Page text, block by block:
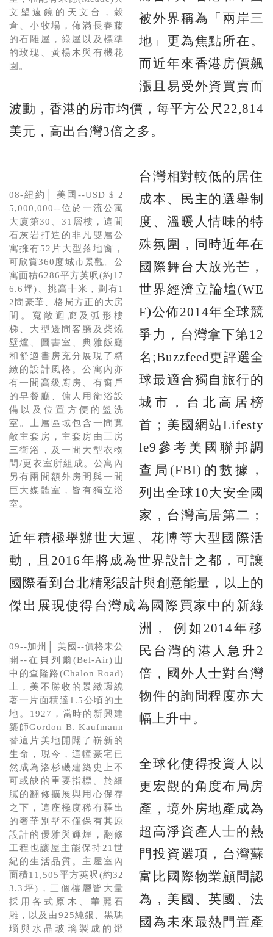
文望遠鏡的天文台，穀
倉、小牧場，佈滿長春藤
的石雕屋，綠屋以及標準
的玫瑰、黃楊木與有機花
園。
被外界稱為「兩岸三
地」更為焦點所在。
而近年來香港房價飆
漲且易受外資買賣而
波動，香港的房市均價，每平方公尺22,814
美元，高出台灣3倍之多。
08-紐約│ 美國--USD $ 2
5,000,000--位於一流公寓
大廈第30、31層樓，這間
石灰岩打造的非凡雙層公
寓擁有52片大型落地窗，
可欣賞360度城市景觀。公
寓面積6286平方英呎(約17
6.6坪)、挑高十米，劃有1
2間豪華、格局方正的大房
間。寬敞迴廊及弧形樓
梯、大型邊間客廳及柴燒
壁爐、圖書室、典雅飯廳
和舒適書房充分展現了精
緻的設計風格。公寓內亦
有一間高級廚房、有窗戶
的早餐廳、傭人用衛浴設
備以及位置方便的盥洗
室。上層區域包含一間寬
敞主套房，主套房由三房
三衛浴，及一間大型衣物
間/更衣室所組成。公寓內
另有兩間額外房間與一間
巨大媒體室，皆有獨立浴
室。
台灣相對較低的居住
成本、民主的選舉制
度、溫暖人情味的特
殊氛圍，同時近年在
國際舞台大放光芒，
世界經濟立論壇(WE
F)公佈2014年全球競
爭力，台灣拿下第12
名;Buzzfeed更評選全
球最適合獨自旅行的
城市，台北高居榜
首；美國網站Lifesty
le9參考美國聯邦調
查局(FBI)的數據，
列出全球10大安全國
家，台灣高居第二；
近年積極舉辦世大運、花博等大型國際活
動，且2016年將成為世界設計之都，可讓
國際看到台北精彩設計與創意能量，以上的
傑出展現使得台灣成為國際買家中的新綠
洲，
09--加州│ 美國--價格未公
開--在貝列爾(Bel-Air)山
中的查隆路(Chalon Road)
上，美不勝收的景緻環繞
著一片面積達1.5公頃的土
地。1927，當時的新興建
築師Gordon B. Kaufmann
替這片美地開闢了嶄新的
生命，現今，這幢豪宅已
然成為洛杉磯建築史上不
可或缺的重要指標。於細
膩的翻修擴展與用心保存
之下，這座極度稀有釋出
的奢華別墅不僅保有其原
設計的優雅與輝煌，翻修
工程也讓屋主能保持21世
紀的生活品質。主屋室內
面積11,505平方英呎(約32
3.3坪)，三個樓層皆大量
採用各式原木、華麗石
雕，以及由925純銀、黑瑪
瑙與水晶玻璃製成的燈
例如2014年移
民台灣的港人急升2
倍，國外人士對台灣
物件的詢問程度亦大
幅上升中。
全球化使得投資人以
更宏觀的角度布局房
產，境外房地產成為
超高淨資產人士的熱
門投資選項，台灣蘇
富比國際物業顧問認
為，美國、英國、法
國為未來最熱門置產